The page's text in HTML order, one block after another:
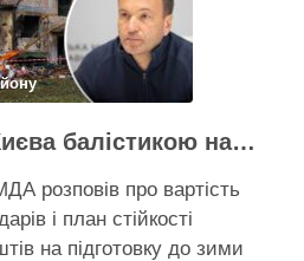
Кожен обстріл Києва балістикою наносить місту збитків на 300-500 мільйонів – Петро Пантелеєв
розповів про вартість
і план стійкості
на підготовку до зими